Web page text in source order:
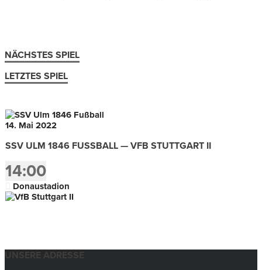
NÄCHSTES SPIEL
LETZTES SPIEL
14. Mai 2022
SSV ULM 1846 FUSSBALL — VFB STUTTGART II
14:00
Donaustadion
UNSERE ADRESSE